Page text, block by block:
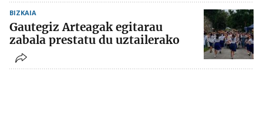
BIZKAIA
Gautegiz Arteagak egitarau
zabala prestatu du uztailerako